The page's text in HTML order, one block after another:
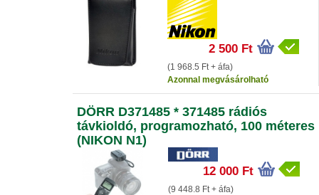
2 500 Ft
(1 968.5 Ft + áfa)
Azonnal megvásárolható
DÖRR D371485 * 371485 rádiós
távkioldó, programozható, 100 méteres
(NIKON N1)
12 000 Ft
(9 448.8 Ft + áfa)